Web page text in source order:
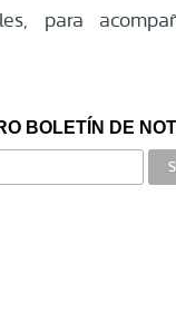
para
BOLETÍN DE